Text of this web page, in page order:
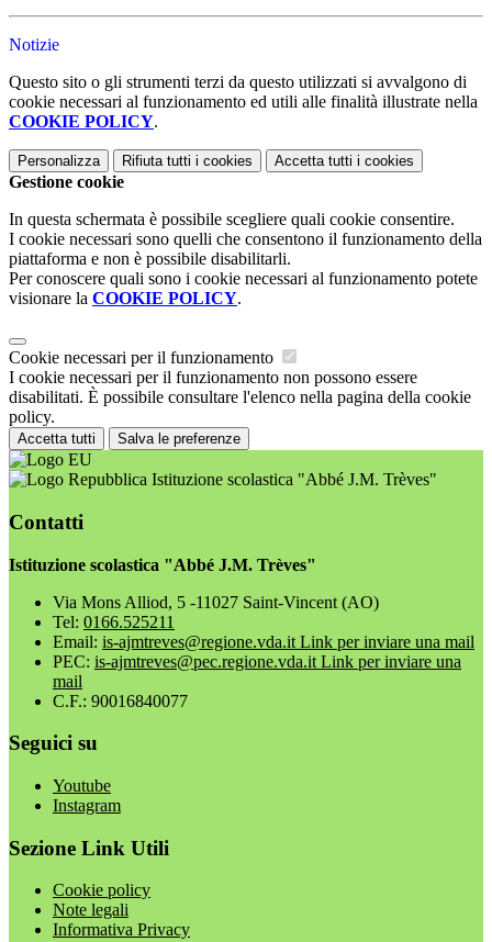
Notizie
Questo sito o gli strumenti terzi da questo utilizzati si avvalgono di
cookie necessari al funzionamento ed utili alle finalità illustrate nella
COOKIE POLICY.
Personalizza Rifiuta tutti i cookies Accetta tutti i cookies
Gestione cookie
In questa schermata è possibile scegliere quali cookie consentire.
I cookie necessari sono quelli che consentono il funzionamento della
piattaforma e non è possibile disabilitarli.
Per conoscere quali sono i cookie necessari al funzionamento potete
visionare la COOKIE POLICY.
Cookie necessari per il funzionamento
I cookie necessari per il funzionamento non possono essere
disabilitati. È possibile consultare l'elenco nella pagina della cookie
policy.
Accetta tutti Salva le preferenze
Istituzione scolastica "Abbé J.M. Trèves"
Contatti
Istituzione scolastica "Abbé J.M. Trèves"
Via Mons Alliod, 5 -11027 Saint-Vincent (AO)
Tel: 0166.525211
Email: is-ajmtreves@regione.vda.it Link per inviare una mail
PEC: is-ajmtreves@pec.regione.vda.it Link per inviare una
mail
C.F.: 90016840077
Seguici su
Youtube
Instagram
Sezione Link Utili
Cookie policy
Note legali
Informativa Privacy